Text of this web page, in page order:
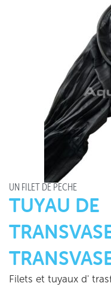
UN FILET DE PÊCHE
TUYAU DE
Filets et tuyaux d'